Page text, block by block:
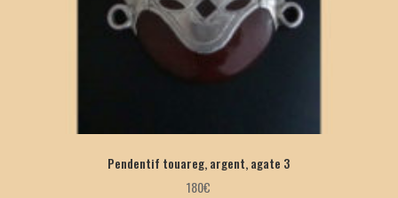
Pendentif touareg, argent, agate 3
180€